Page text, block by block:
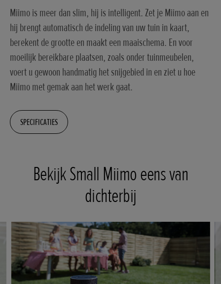
Miimo is meer dan slim, hij is intelligent. Zet je Miimo aan en
hij brengt automatisch de indeling van uw tuin in kaart,
berekent de grootte en maakt een maaischema. En voor
moeilijk bereikbare plaatsen, zoals onder tuinmeubelen,
voert u gewoon handmatig het snijgebied in en ziet u hoe
Miimo met gemak aan het werk gaat.
SPECIFICATIES
Bekijk Small Miimo eens van
dichterbij